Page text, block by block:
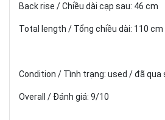
Back rise / Chiều dài cạp sau: 46 cm
Total length / Tổng chiều dài: 110 cm
Condition / Tình trạng: used / đã qua
Overall / Đánh giá: 9/10